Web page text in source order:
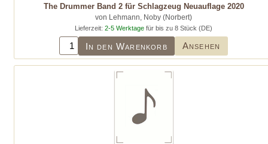
The Drummer Band 2 für Schlagzeug Neuauflage 2020
von Lehmann, Noby (Norbert)
Lieferzeit: 2-5 Werktage für bis zu 8 Stück (DE)
In den Warenkorb Ansehen